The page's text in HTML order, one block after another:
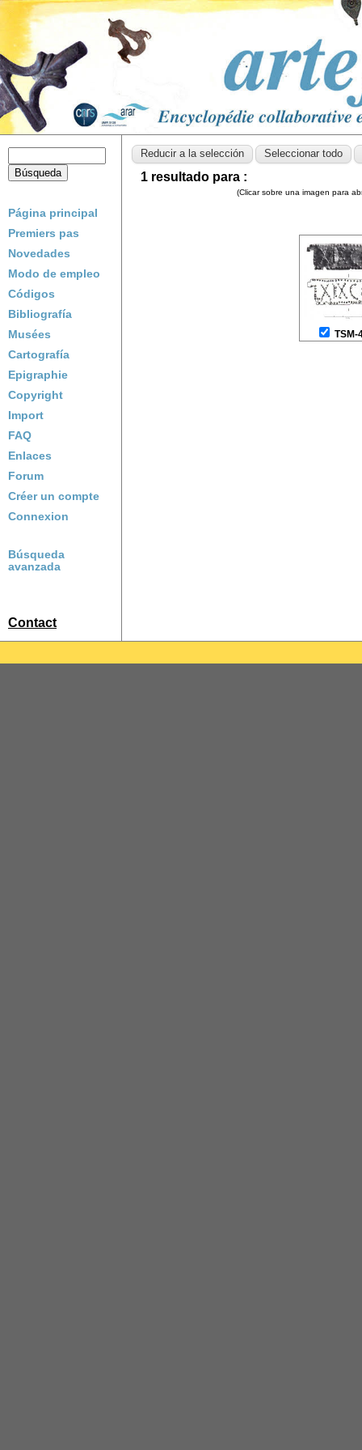
Página principal
Premiers pas
Novedades
Modo de empleo
Códigos
Bibliografía
Musées
Cartografía
Epigraphie
Copyright
Import
FAQ
Enlaces
Forum
Créer un compte
Connexion
Búsqueda
avanzada
Contact
1 resultado para :
(Clicar sobre una imagen para
TSM-